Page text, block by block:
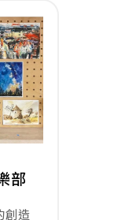
部
創造